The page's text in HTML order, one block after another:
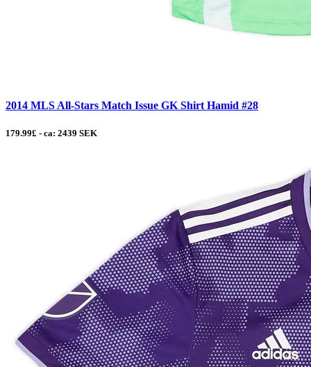
2014 MLS All-Stars Match Issue GK Shirt Hamid #28
179.99£ - ca: 2439 SEK